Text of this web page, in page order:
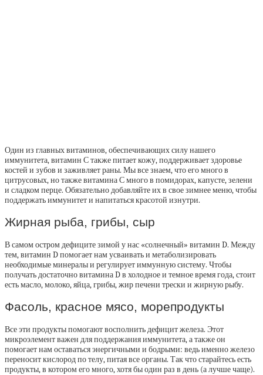
Один из главных витаминов, обеспечивающих силу нашего
иммунитета, витамин С также питает кожу, поддерживает здоровье
костей и зубов и заживляет раны. Мы все знаем, что его много в
цитрусовых, но также витамина С много в помидорах, капусте, зелени
и сладком перце. Обязательно добавляйте их в свое зимнее меню, чтобы
поддержать иммунитет и напитаться красотой изнутри.
Жирная рыба, грибы, сыр
В самом остром дефиците зимой у нас «солнечный» витамин D. Между
тем, витамин D помогает нам усваивать и метаболизировать
необходимые минералы и регулирует иммунную систему. Чтобы
получать достаточно витамина D в холодное и темное время года, стоит
есть масло, молоко, яйца, грибы, жир печени трески и жирную рыбу.
Фасоль, красное мясо, морепродукты
Все эти продукты помогают восполнить дефицит железа. Этот
микроэлемент важен для поддержания иммунитета, а также он
помогает нам оставаться энергичными и бодрыми: ведь именно железо
переносит кислород по телу, питая все органы. Так что старайтесь есть
продукты, в котором его много, хотя бы один раз в день (а лучше чаще).